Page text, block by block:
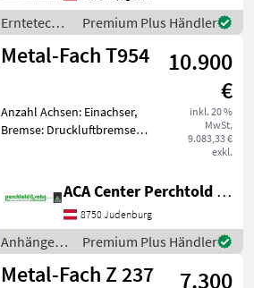
Ballen gewickelt, wurde nur
für Eigengebraucht
verwendet kann a
Erntetechnik
Grünland /
Metal-Fach
Premium Plus Händler
Metal-Fach T954
10.900
€
inkl. 20 %
MwSt.
9.083,33 €
exkl.
Anzahl Achsen: Einachser,
Bremse: Druckluftbremse,
5900 kg + Eigengewicht:
1500 kg + Bereifung 400/60-
ACA Center Perchtold - Perchtold & Sohn GmbH
8750 Judenburg
Anhänger /
Metal-Fach
Premium Plus Händler
Metal-Fach Z 237
7.300